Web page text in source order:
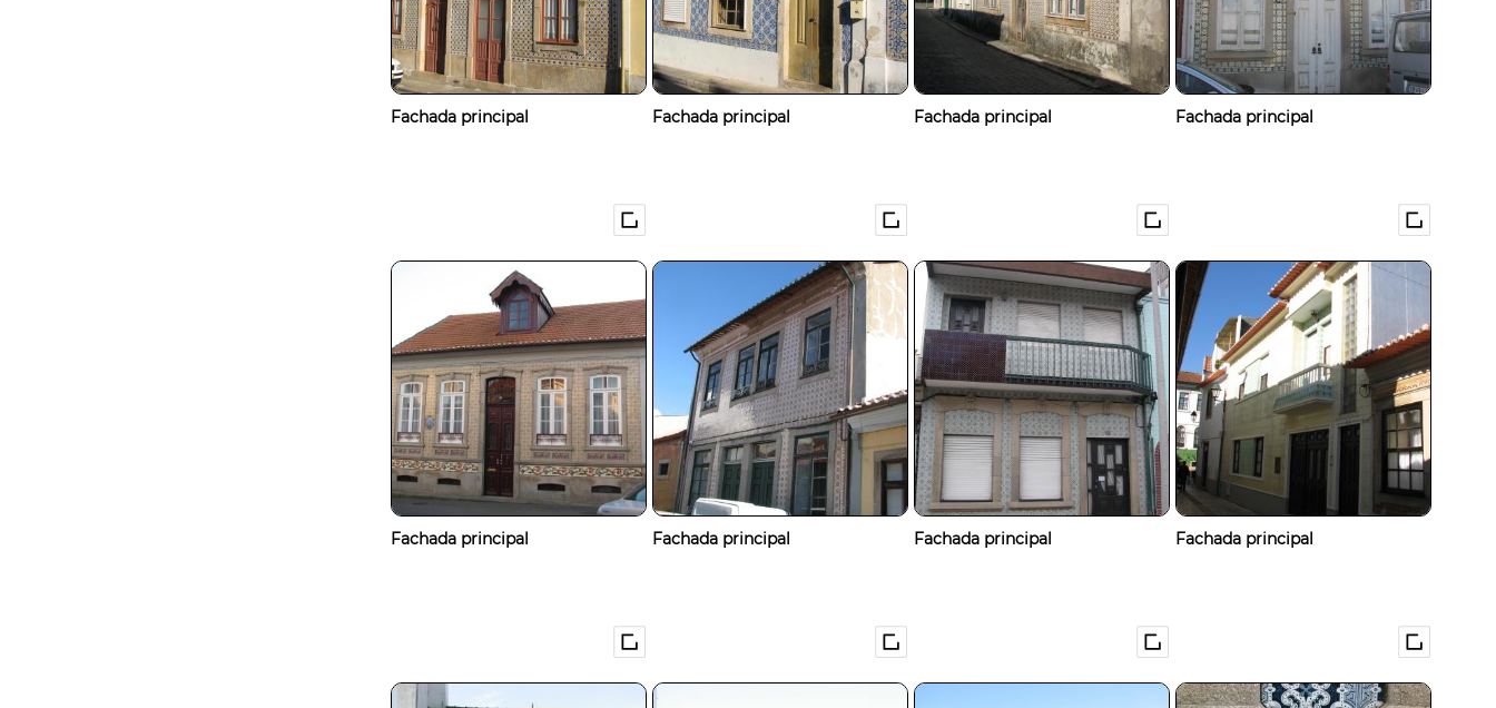
Fachada principal Fachada principal Fachada principal Fachada principal
Fachada principal Fachada principal Fachada principal Fachada principal